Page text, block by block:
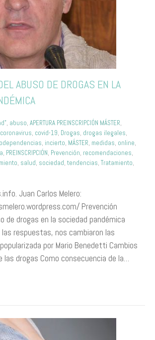
ABUSO DE DROGAS EN LA
, abuso, APERTURA PREINSCRIPCIÓN MÁSTER,
coronavirus, covid-19, Drogas, drogas ilegales,
, incierto, MÁSTER, medidas, online,
, PREINSCRIPCIÓN, Prevención, recomendaciones,
, salud, sociedad, tendencias, Tratamiento,
Juan Carlos Melero:
Prevención
de drogas en la sociedad pandémica
respuestas, nos cambiaron las
por Mario Benedetti Cambios
las drogas Como consecuencia de la…